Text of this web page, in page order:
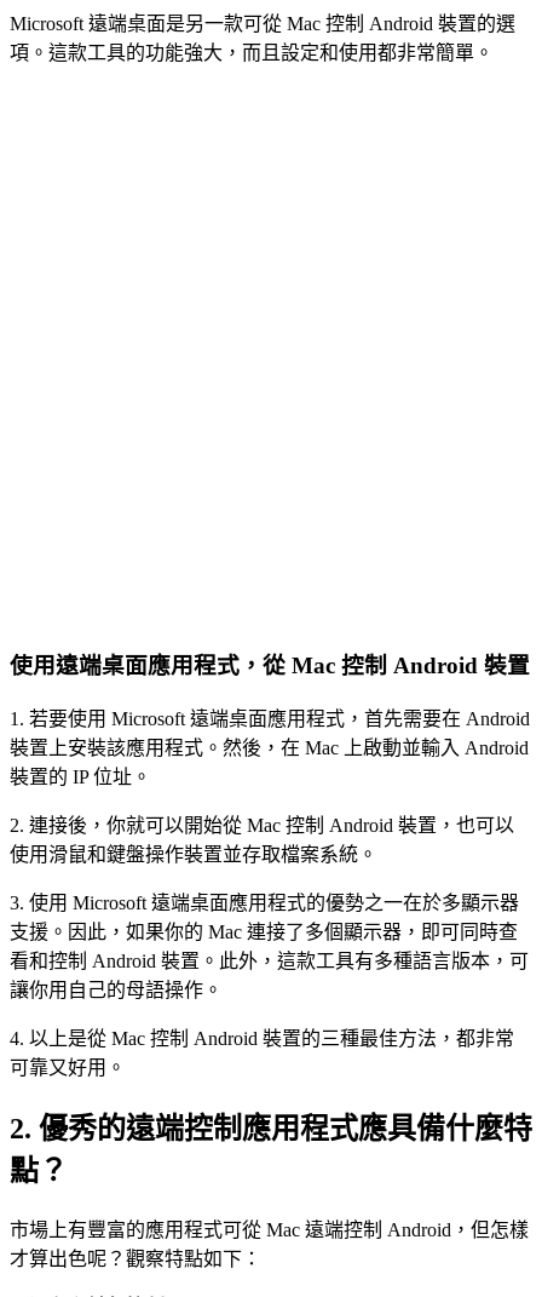
Microsoft 遠端桌面是另一款可從 Mac 控制 Android 裝置的選
項。這款工具的功能強大，而且設定和使用都非常簡單。
使用遠端桌面應用程式，從 Mac 控制 Android 裝置
1. 若要使用 Microsoft 遠端桌面應用程式，首先需要在 Android
裝置上安裝該應用程式。然後，在 Mac 上啟動並輸入 Android
裝置的 IP 位址。
2. 連接後，你就可以開始從 Mac 控制 Android 裝置，也可以
使用滑鼠和鍵盤操作裝置並存取檔案系統。
3. 使用 Microsoft 遠端桌面應用程式的優勢之一在於多顯示器
支援。因此，如果你的 Mac 連接了多個顯示器，即可同時查
看和控制 Android 裝置。此外，這款工具有多種語言版本，可
讓你用自己的母語操作。
4. 以上是從 Mac 控制 Android 裝置的三種最佳方法，都非常
可靠又好用。
2. 優秀的遠端控制應用程式應具備什麼特
點？
市場上有豐富的應用程式可從 Mac 遠端控制 Android，但怎樣
才算出色呢？觀察特點如下：